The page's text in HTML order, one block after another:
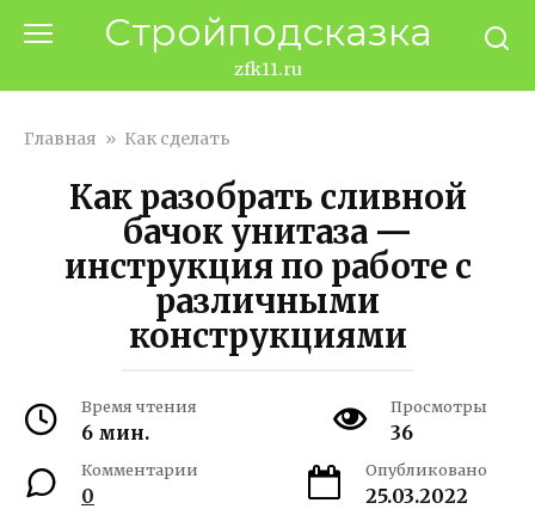
Стройподсказка
zfk11.ru
Главная » Как сделать
Как разобрать сливной
бачок унитаза —
инструкция по работе с
различными
конструкциями
Время чтения
6 мин.
Просмотры
36
Комментарии
0
Опубликовано
25.03.2022